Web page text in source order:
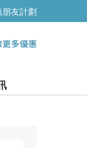
友計劃
多優惠